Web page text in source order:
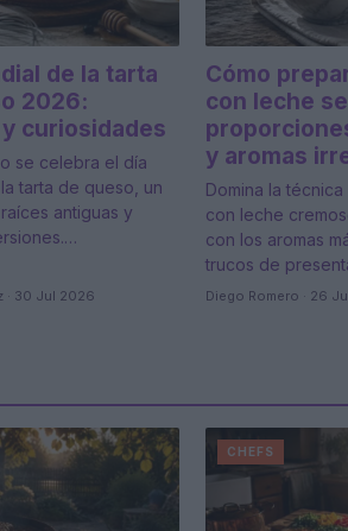
de la tarta
2026:
curiosidades
se celebra el día
tarta de queso, un
antiguas y
· 30 Jul 2026
Cómo
con leche
y aromas
Domina la
con leche
con los aromas
trucos de
Diego Romero · 26
CHEFS